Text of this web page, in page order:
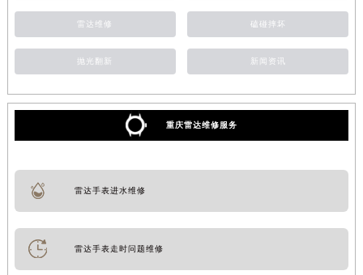
雷达维修 磕碰摔坏
抛光翻新 新闻资讯
重庆雷达维修服务
雷达手表进水维修
雷达手表走时问题维修